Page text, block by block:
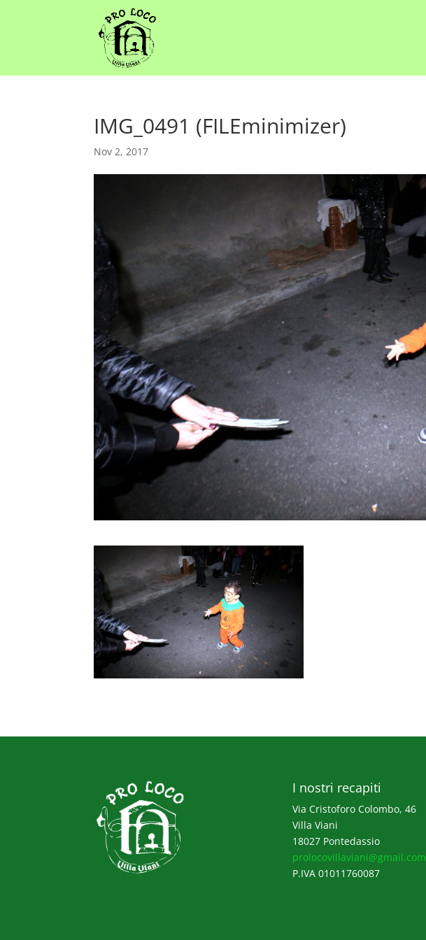
IMG_0491 (FILEminimizer)
Nov 2, 2017
I nostri recapiti
Via Cristoforo Colombo, 46
Villa Viani
18027 Pontedassio
prolocovillaviani@gmail.com
P.IVA 01011760087